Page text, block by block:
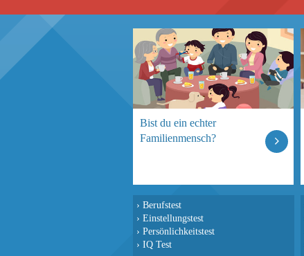
Bist du ein echter
Familienmensch?
› Berufstest
› Einstellungstest
› Persönlichkeitstest
› IQ Test